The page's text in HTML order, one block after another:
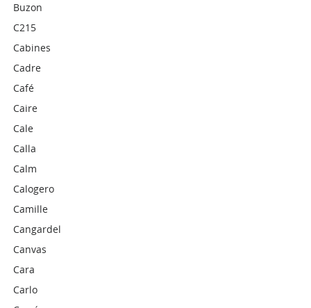
Buzon
C215
Cabines
Cadre
Café
Caire
Cale
Calla
Calm
Calogero
Camille
Cangardel
Canvas
Cara
Carlo